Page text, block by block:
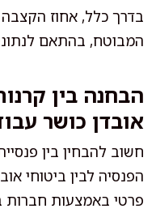
המבוטח, בהתאם
הבחנה בין
אובדן כושר
חשוב להבחין בין
הפנסיה לבין ביטוחי
פרטי באמצעות חברות